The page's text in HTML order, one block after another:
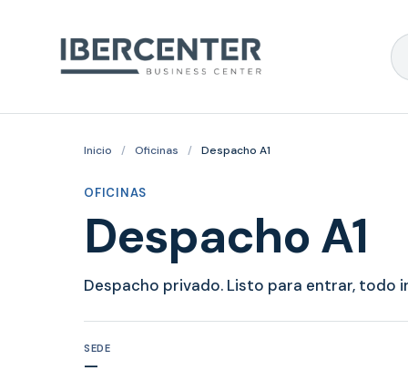
Inicio / Oficinas / Despacho A1
OFICINAS
Despacho A1
Despacho privado. Listo para entrar, todo
SEDE
—